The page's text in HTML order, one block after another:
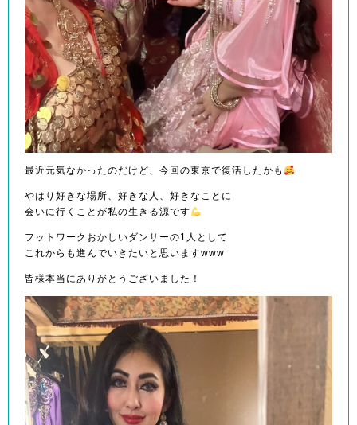
最近元気なかったのだけど、今回の東京で復活したかも
やはり好きな場所、好きな人、好きなことに
会いに行くことが私の生きる源です
フットワークおかしいダンサーの1人として
これからも進んでいきたいと思いますwww
皆様本当にありがとうございました！